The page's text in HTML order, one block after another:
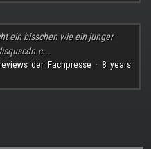
ein bisschen wie ein junger
der Fachpresse· 8 years